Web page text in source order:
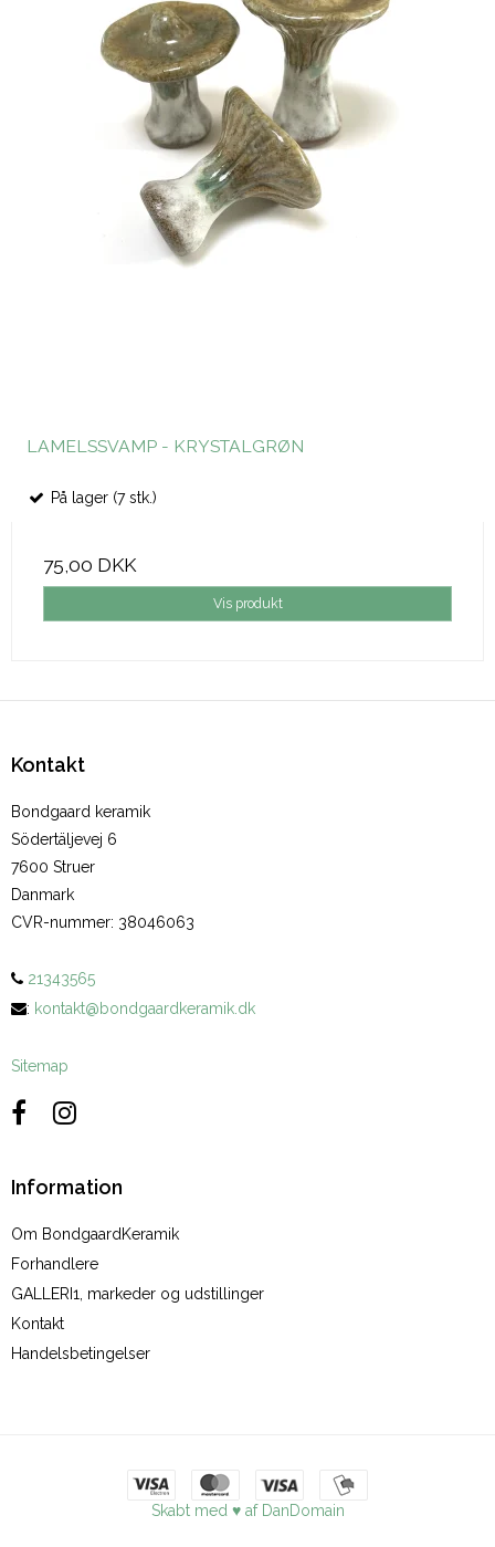
LAMELSSVAMP - KRYSTALGRØN
På lager (7 stk.)
75,00 DKK
Vis produkt
Kontakt
Bondgaard keramik
Södertäljevej 6
7600 Struer
Danmark
CVR-nummer: 38046063
21343565
: kontakt@bondgaardkeramik.dk
Sitemap
Information
Om BondgaardKeramik
Forhandlere
GALLERI1, markeder og udstillinger
Kontakt
Handelsbetingelser
Skabt med ♥ af DanDomain